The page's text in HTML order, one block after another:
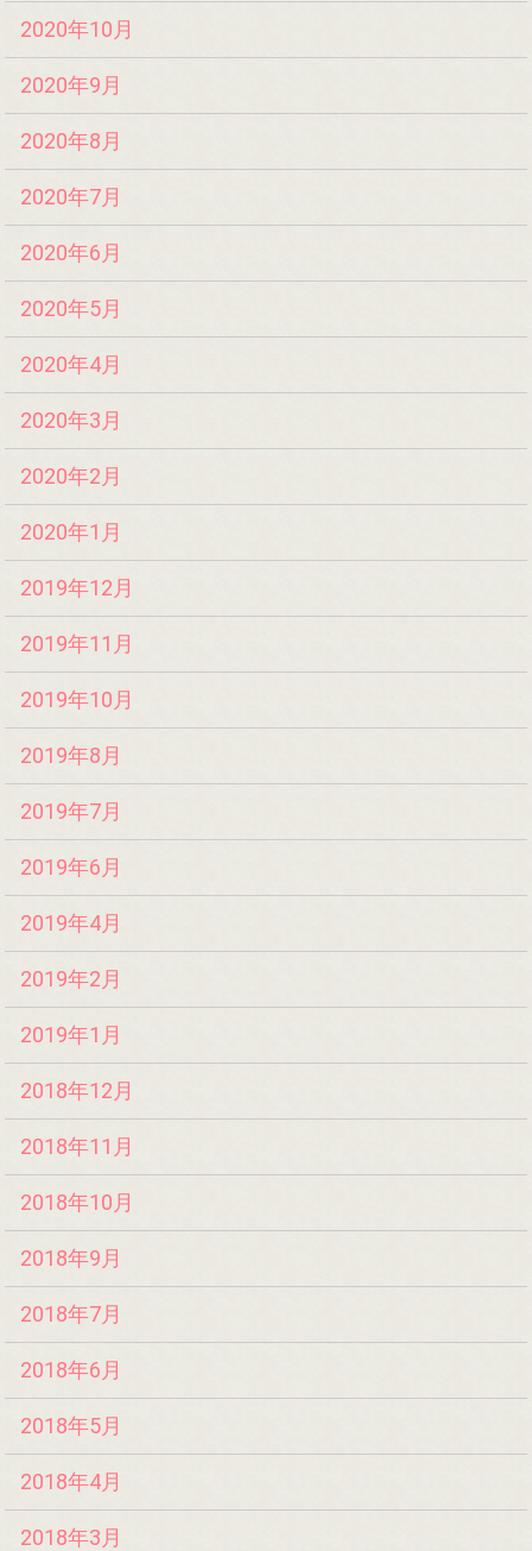
2020年10月
2020年9月
2020年8月
2020年7月
2020年6月
2020年5月
2020年4月
2020年3月
2020年2月
2020年1月
2019年12月
2019年11月
2019年10月
2019年8月
2019年7月
2019年6月
2019年4月
2019年2月
2019年1月
2018年12月
2018年11月
2018年10月
2018年9月
2018年7月
2018年6月
2018年5月
2018年4月
2018年3月